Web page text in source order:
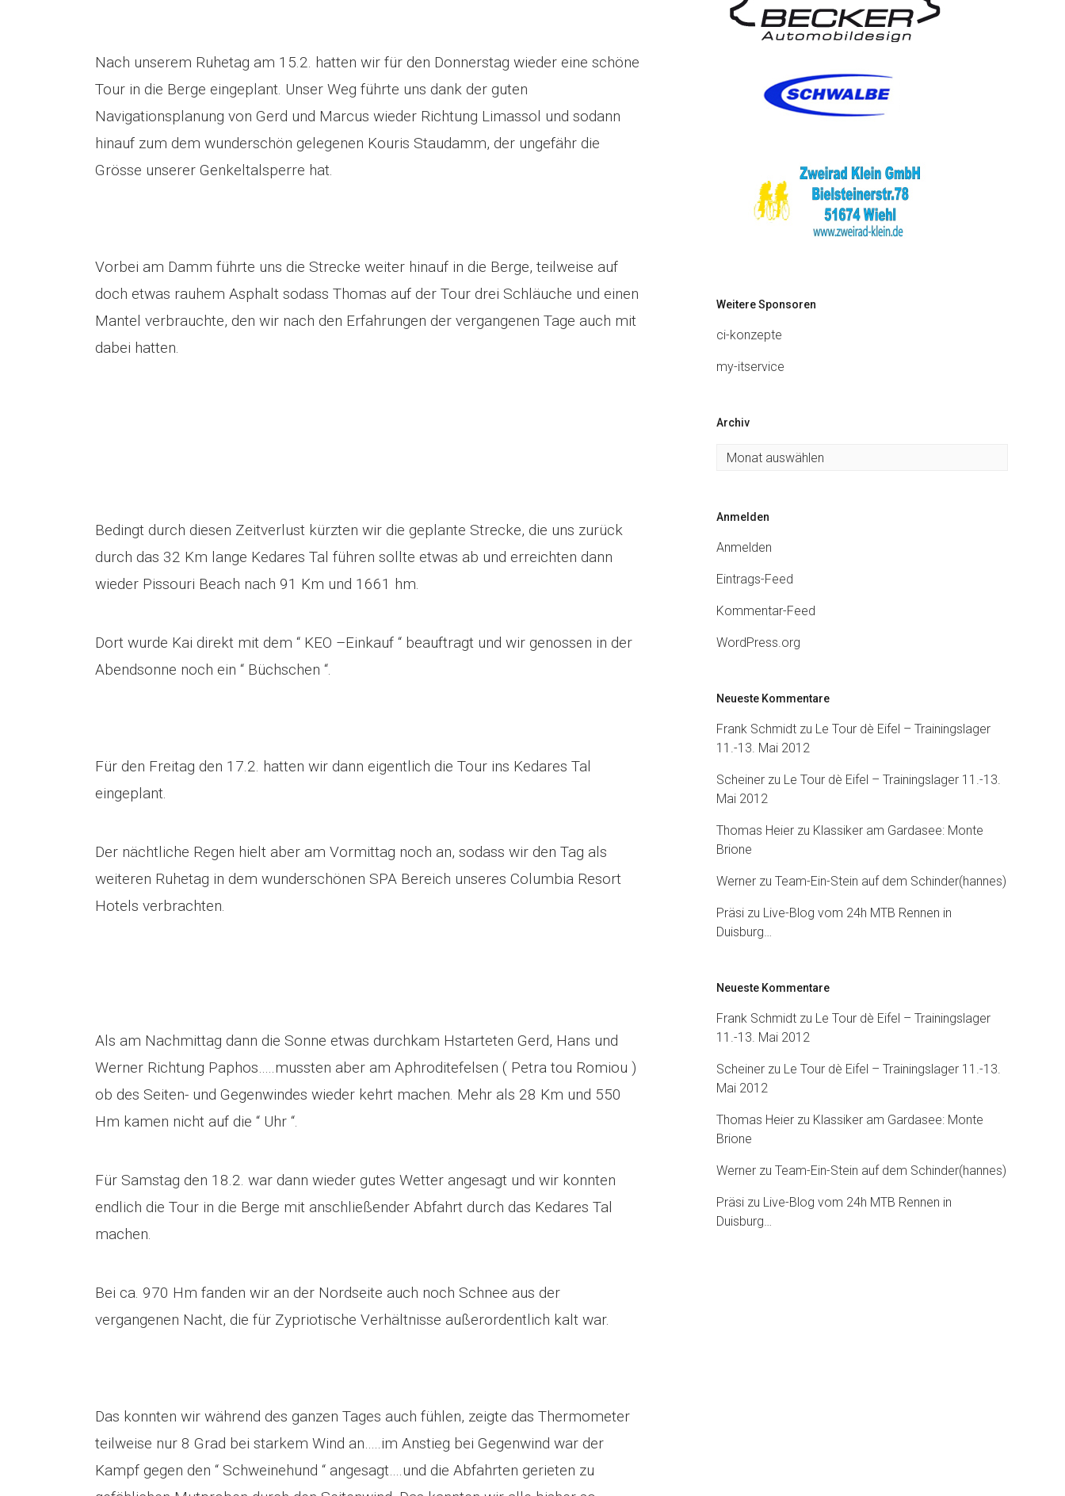
Nach unserem Ruhetag am 15.2. hatten wir für den Donnerstag wieder eine schöne
Tour in die Berge eingeplant. Unser Weg führte uns dank der guten
Navigationsplanung von Gerd und Marcus wieder Richtung Limassol und sodann
hinauf zum dem wunderschön gelegenen Kouris Staudamm, der ungefähr die
Grösse unserer Genkeltalsperre hat.
Vorbei am Damm führte uns die Strecke weiter hinauf in die Berge, teilweise auf
doch etwas rauhem Asphalt sodass Thomas auf der Tour drei Schläuche und einen
Mantel verbrauchte, den wir nach den Erfahrungen der vergangenen Tage auch mit
dabei hatten.
Bedingt durch diesen Zeitverlust kürzten wir die geplante Strecke, die uns zurück
durch das 32 Km lange Kedares Tal führen sollte etwas ab und erreichten dann
wieder Pissouri Beach nach 91 Km und 1661 hm.
Dort wurde Kai direkt mit dem “ KEO –Einkauf “ beauftragt und wir genossen in der
Abendsonne noch ein “ Büchschen “.
Für den Freitag den 17.2. hatten wir dann eigentlich die Tour ins Kedares Tal
eingeplant.
Der nächtliche Regen hielt aber am Vormittag noch an, sodass wir den Tag als
weiteren Ruhetag in dem wunderschönen SPA Bereich unseres Columbia Resort
Hotels verbrachten.
Als am Nachmittag dann die Sonne etwas durchkam Hstarteten Gerd, Hans und
Werner Richtung Paphos…..mussten aber am Aphroditefelsen ( Petra tou Romiou )
ob des Seiten- und Gegenwindes wieder kehrt machen. Mehr als 28 Km und 550
Hm kamen nicht auf die “ Uhr “.
Für Samstag den 18.2. war dann wieder gutes Wetter angesagt und wir konnten
endlich die Tour in die Berge mit anschließender Abfahrt durch das Kedares Tal
machen.
Bei ca. 970 Hm fanden wir an der Nordseite auch noch Schnee aus der
vergangenen Nacht, die für Zypriotische Verhältnisse außerordentlich kalt war.
Das konnten wir während des ganzen Tages auch fühlen, zeigte das Thermometer
teilweise nur 8 Grad bei starkem Wind an…..im Anstieg bei Gegenwind war der
Kampf gegen den “ Schweinehund “ angesagt….und die Abfahrten gerieten zu
Weitere Sponsoren
ci-konzepte
my-itservice
Archiv
Archiv
Anmelden
Anmelden
Eintrags-Feed
Kommentar-Feed
WordPress.org
Neueste Kommentare
Frank Schmidt zu Le Tour dè Eifel – Trainingslager
11.-13. Mai 2012
Scheiner zu Le Tour dè Eifel – Trainingslager 11.-13.
Mai 2012
Thomas Heier zu Klassiker am Gardasee: Monte
Brione
Werner zuTeam-Ein-Stein auf dem Schinder(hannes)
Präsi zu Live-Blog vom 24h MTB Rennen in
Duisburg…
Neueste Kommentare
Frank Schmidt zu Le Tour dè Eifel – Trainingslager
11.-13. Mai 2012
Scheiner zu Le Tour dè Eifel – Trainingslager 11.-13.
Mai 2012
Thomas Heier zu Klassiker am Gardasee: Monte
Brione
Werner zuTeam-Ein-Stein auf dem Schinder(hannes)
Präsi zu Live-Blog vom 24h MTB Rennen in
Duisburg…